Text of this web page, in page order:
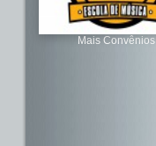
Mais Convênios